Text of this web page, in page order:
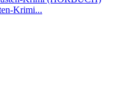
Krimi...